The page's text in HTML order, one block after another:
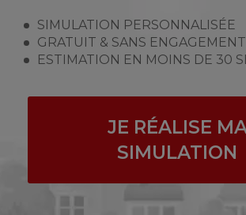
SIMULATION PERSONNALISÉE
GRATUIT & SANS ENGAGEMENT
ESTIMATION EN MOINS DE 30
JE RÉALISE
SIMULATION